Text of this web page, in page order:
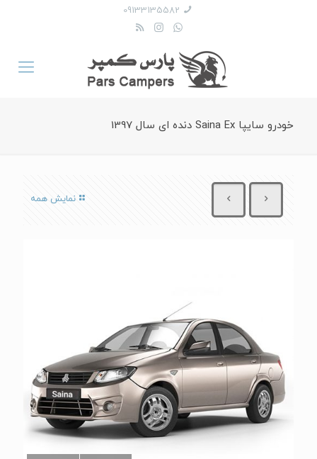
09133135582
خودرو سایپا Saina Ex دنده‌ ای سال 1397
نمایش همه